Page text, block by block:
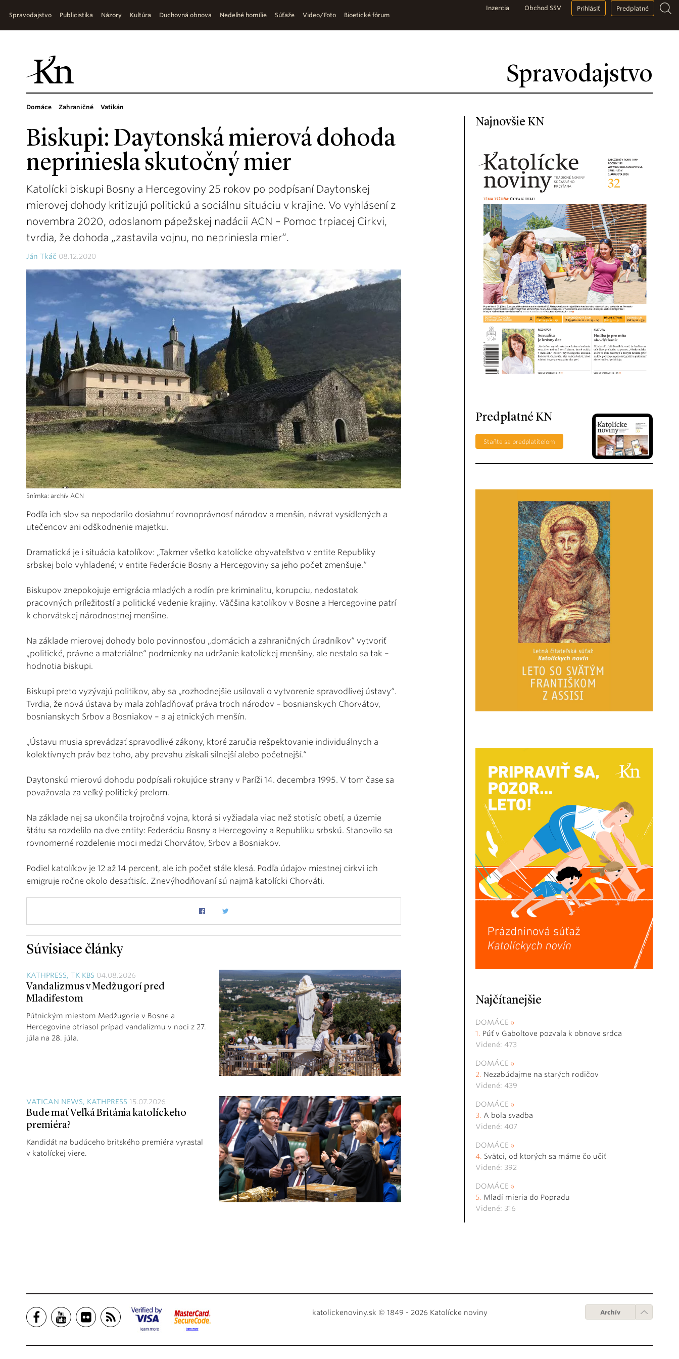
Spravodajstvo
Spravodajstvo Publicistika Názory Kultúra Duchovná obnova Nedeľné homílie Súťaže Video/Foto Bioetické fórum
Inzercia Obchod SSV Prihlásiť Predplatné
Domáce Zahraničné Vatikán
Biskupi: Daytonská mierová dohoda
nepriniesla skutočný mier
Katolícki biskupi Bosny a Hercegoviny 25 rokov po podpísaní Daytonskej
mierovej dohody kritizujú politickú a sociálnu situáciu v krajine. Vo vyhlásení z
novembra 2020, odoslanom pápežskej nadácii ACN – Pomoc trpiacej Cirkvi,
tvrdia, že dohoda „zastavila vojnu, no nepriniesla mier“.
Ján Tkáč 08.12.2020
Snímka: archív ACN
Podľa ich slov sa nepodarilo dosiahnuť rovnoprávnosť národov a menšín, návrat vysídlených a
utečencov ani odškodnenie majetku.
Dramatická je i situácia katolíkov: „Takmer všetko katolícke obyvateľstvo v entite Republiky
srbskej bolo vyhladené; v entite Federácie Bosny a Hercegoviny sa jeho počet zmenšuje.“
Biskupov znepokojuje emigrácia mladých a rodín pre kriminalitu, korupciu, nedostatok
pracovných príležitostí a politické vedenie krajiny. Väčšina katolíkov v Bosne a Hercegovine patrí
k chorvátskej národnostnej menšine.
Na základe mierovej dohody bolo povinnosťou „domácich a zahraničných úradníkov“ vytvoriť
„politické, právne a materiálne“ podmienky na udržanie katolíckej menšiny, ale nestalo sa tak –
hodnotia biskupi.
Biskupi preto vyzývajú politikov, aby sa „rozhodnejšie usilovali o vytvorenie spravodlivej ústavy“.
Tvrdia, že nová ústava by mala zohľadňovať práva troch národov – bosnianskych Chorvátov,
bosnianskych Srbov a Bosniakov – a aj etnických menšín.
„Ústavu musia sprevádzať spravodlivé zákony, ktoré zaručia rešpektovanie individuálnych a
kolektívnych práv bez toho, aby prevahu získali silnejší alebo početnejší.“
Daytonskú mierovú dohodu podpísali rokujúce strany v Paríži 14. decembra 1995. V tom čase sa
považovala za veľký politický prelom.
Na základe nej sa ukončila trojročná vojna, ktorá si vyžiadala viac než stotisíc obetí, a územie
štátu sa rozdelilo na dve entity: Federáciu Bosny a Hercegoviny a Republiku srbskú. Stanovilo sa
rovnomerné rozdelenie moci medzi Chorvátov, Srbov a Bosniakov.
Podiel katolíkov je 12 až 14 percent, ale ich počet stále klesá. Podľa údajov miestnej cirkvi ich
emigruje ročne okolo desaťtisíc. Znevýhodňovaní sú najmä katolícki Chorváti.
Súvisiace články
KATHPRESS, TK KBS 04.08.2026
Vandalizmus v Medžugorí pred
Mladifestom
Pútnickým miestom Medžugorie v Bosne a
Hercegovine otriasol prípad vandalizmu v noci z 27.
júla na 28. júla.
VATICAN NEWS, KATHPRESS 15.07.2026
Bude mať Veľká Británia katolíckeho
premiéra?
Kandidát na budúceho britského premiéra vyrastal
v katolíckej viere.
Najnovšie KN
Predplatné KN
Staňte sa predplatiteľom
Najčítanejšie
DOMÁCE
Púť v Gaboltove pozvala k obnove srdca
Videné: 473
DOMÁCE
Nezabúdajme na starých rodičov
Videné: 439
DOMÁCE
A bola svadba
Videné: 407
DOMÁCE
Svätci, od ktorých sa máme čo učiť
Videné: 392
DOMÁCE
Mladí mieria do Popradu
Videné: 316
katolickenoviny.sk © 1849 - 2026 Katolícke noviny Archív